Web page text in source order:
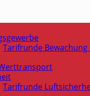
in Hessen
Tarifrunde Bewachung
Tarifrunde